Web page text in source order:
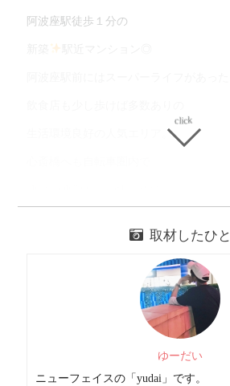
阿波座駅徒歩１分の
生活環境良好の人気エリア。
新社会人の方にもオススメ
お部屋はシンプルなないそうで
オートロックやモニターフォンに
電子キーの玄関など安心の防犯面。
取材したひと
ゆーだい
ニューフェイスの「yudai」です。